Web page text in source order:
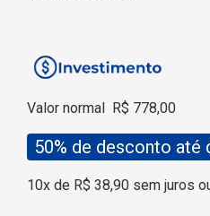
Valor normal R$ 778,00
50% de desconto até
10x de R$ 38,90 sem juros